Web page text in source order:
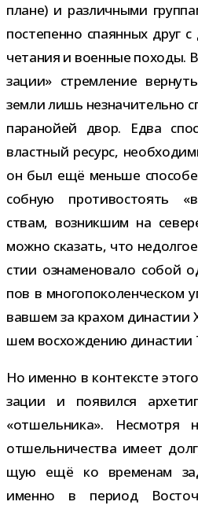
плане) и раз­лич­ными
посте­пенно спа­ян­ных друг
че­та­ния и воен­ные походы.
за­ции» стрем­ле­ние
земли лишь незна­чи­тельно
пара­нойей двор. Едва
власт­ный ресурс,
он был ещё меньше
соб­ную про­ти­во­сто­ять
ствам, воз­ник­шим на
можно ска­зать, что
стии озна­ме­но­вало собой
пов в мно­го­по­ко­лен­че­ском
вав­шем за кра­хом
шем вос­хож­де­нию дина­стии
Но именно в кон­тек­сте
за­ции и появился
«отшель­ника».
отшель­ни­че­ства имеет
щую ещё ко вре­ме­нам
именно в период